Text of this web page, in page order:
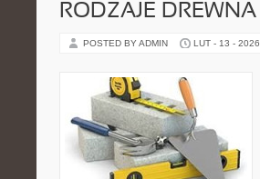
RODZAJE DREWNA
POSTED BY ADMIN LUT - 13 - 2026